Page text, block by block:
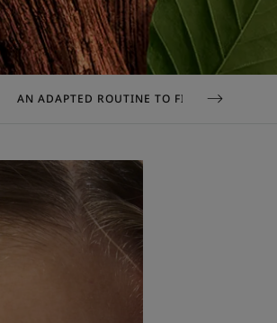
AN ADAPTED ROUTINE TO FIGHT HAIR LOSS